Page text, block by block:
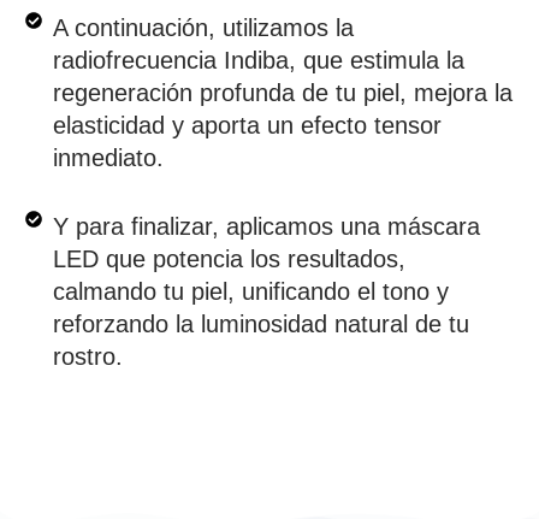
A continuación, utilizamos la
radiofrecuencia Indiba, que estimula la
regeneración profunda de tu piel, mejora la
elasticidad y aporta un efecto tensor
inmediato.
Y para finalizar, aplicamos una máscara
LED que potencia los resultados,
calmando tu piel, unificando el tono y
reforzando la luminosidad natural de tu
rostro.